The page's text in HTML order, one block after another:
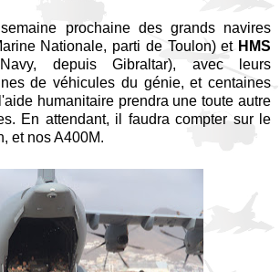
prochaine des grands navires
Nationale, parti de Toulon) et HMS
depuis Gibraltar), avec leurs
de véhicules du génie, et centaines
humanitaire prendra une toute autre
En attendant, il faudra compter sur le
et nos A400M.